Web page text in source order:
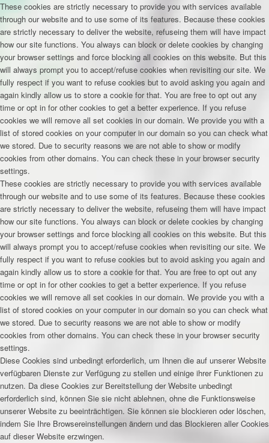
These cookies are strictly necessary to provide you with services available
through our website and to use some of its features. Because these cookies
are strictly necessary to deliver the website, refuseing them will have impact
how our site functions. You always can block or delete cookies by changing
your browser settings and force blocking all cookies on this website. But this
will always prompt you to accept/refuse cookies when revisiting our site. We
fully respect if you want to refuse cookies but to avoid asking you again and
again kindly allow us to store a cookie for that. You are free to opt out any
time or opt in for other cookies to get a better experience. If you refuse
cookies we will remove all set cookies in our domain. We provide you with a
list of stored cookies on your computer in our domain so you can check what
we stored. Due to security reasons we are not able to show or modify
cookies from other domains. You can check these in your browser security
settings.
These cookies are strictly necessary to provide you with services available
through our website and to use some of its features. Because these cookies
are strictly necessary to deliver the website, refuseing them will have impact
how our site functions. You always can block or delete cookies by changing
your browser settings and force blocking all cookies on this website. But this
will always prompt you to accept/refuse cookies when revisiting our site. We
fully respect if you want to refuse cookies but to avoid asking you again and
again kindly allow us to store a cookie for that. You are free to opt out any
time or opt in for other cookies to get a better experience. If you refuse
cookies we will remove all set cookies in our domain. We provide you with a
list of stored cookies on your computer in our domain so you can check what
we stored. Due to security reasons we are not able to show or modify
cookies from other domains. You can check these in your browser security
settings.
Diese Cookies sind unbedingt erforderlich, um Ihnen die auf unserer Website
verfügbaren Dienste zur Verfügung zu stellen und einige ihrer Funktionen zu
nutzen. Da diese Cookies zur Bereitstellung der Website unbedingt
erforderlich sind, können Sie sie nicht ablehnen, ohne die Funktionsweise
unserer Website zu beeinträchtigen. Sie können sie blockieren oder löschen,
indem Sie Ihre Browsereinstellungen ändern und das Blockieren aller Cookies
auf dieser Website erzwingen.